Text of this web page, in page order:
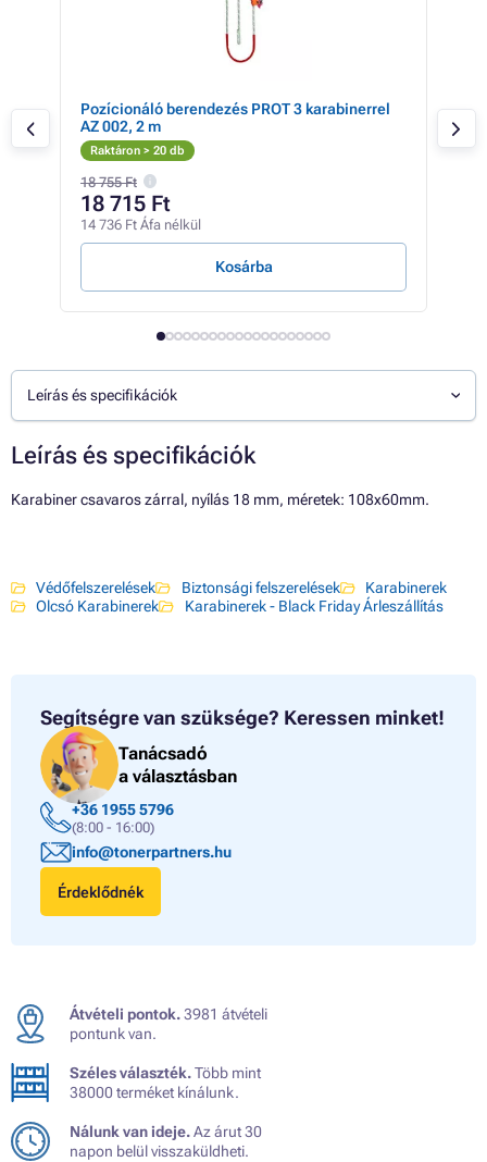
Pozícionáló berendezés PROT 3 karabinerrel
AZ 002, 2 m
Raktáron > 20 db
18 755 Ft
18 715 Ft
14 736 Ft Áfa nélkül
Kosárba
P-
Leírás és specifikációk
Leírás és specifikációk
Karabiner csavaros zárral, nyílás 18 mm, méretek: 108x60mm.
Védőfelszerelések Biztonsági felszerelések
Karabinerek
Olcsó Karabinerek
Karabinerek - Black Friday Árleszállítás
Segítségre van szüksége? Keressen minket!
Tanácsadó
a választásban
+36 1955 5796
(8:00 - 16:00)
info@tonerpartners.hu
Érdeklődnék
Átvételi pontok.3981 átvételi
pontunk van.
Széles választék.Több mint
38000 terméket kínálunk.
Nálunk van ideje.Az árut 30
napon belül visszaküldheti.